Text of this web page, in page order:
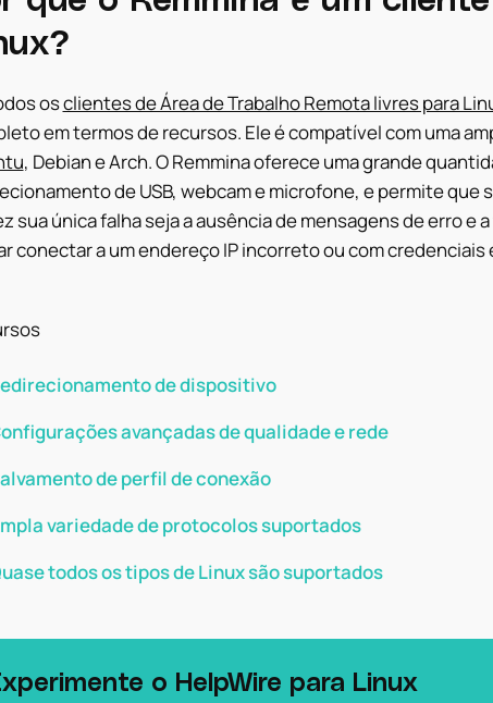
osclientes de Área de Trabalho Remota livres para
em termos de recursos. Ele é compatível com uma
, Debian e Arch. O Remmina oferece uma grande
de USB, webcam e microfone, e permite que
sua única falha seja a ausência de mensagens de erro
conectar a um endereço IP incorreto ou com credenciais
de dispositivo
avançadas de qualidade e rede
de perfil de conexão
variedade de protocolos suportados
todos os tipos de Linux são suportados
o HelpWire para Linux